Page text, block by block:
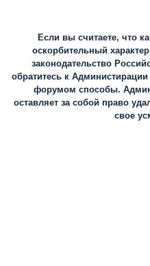
Если вы считаете, что
оскорбительный
законодательство
обратитесь к
форумом способы.
оставляет за собой право
свое